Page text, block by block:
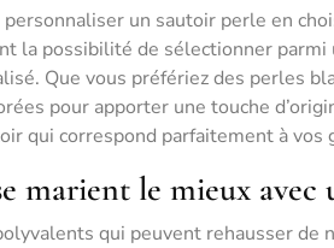
un sautoir perle en
la possibilité de sélectionner
Que vous préfériez des perles
pour apporter une touche
qui correspond parfaitement à
marient le mieux avec
qui peuvent rehausser de